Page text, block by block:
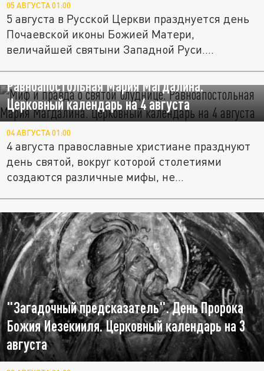
05 АВГУСТА 01:00
5 августа в Русской Церкви празднуется день
Почаевской иконы Божией Матери,
величайшей святыни Западной Руси....
Миф и правда о "святой блуднице".
Равноапостольная Мария Магдалина.
Церковный календарь на 4 августа
04 АВГУСТА 01:00
4 августа православные христиане празднуют
день святой, вокруг которой столетиями
создаются различные мифы, не...
"Загадочный предсказатель". День Пророка
Божия Иезекииля. Церковный календарь на 3
августа